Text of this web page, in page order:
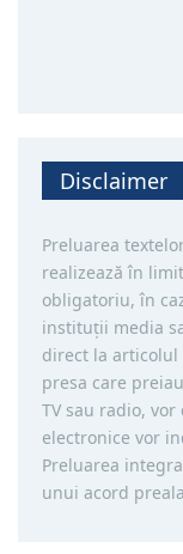
Disclaimer
Preluarea
realizează în
obligatoriu, în
instituţii media
direct la
presa care
TV sau radio,
electronice vor
Preluarea
unui acord